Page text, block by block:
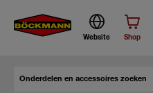
Website Shop